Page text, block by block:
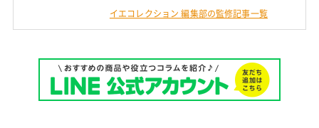
イエコレクション 編集部の監修記事一覧